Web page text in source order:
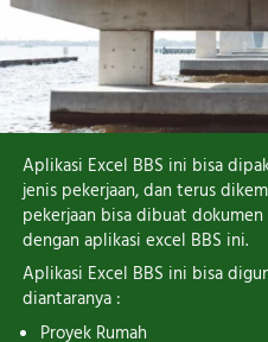
Aplikasi Excel BBS ini bisa
jenis pekerjaan, dan terus
pekerjaan bisa dibuat
dengan aplikasi excel BBS ini.
Aplikasi Excel BBS ini bisa
diantaranya :
Proyek Rumah